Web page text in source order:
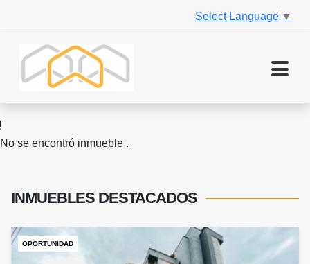
Select Language ▼
No se encontró inmueble .
INMUEBLES DESTACADOS
OPORTUNIDAD